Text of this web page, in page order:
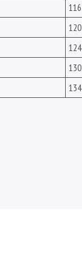
116
120
124
130
134